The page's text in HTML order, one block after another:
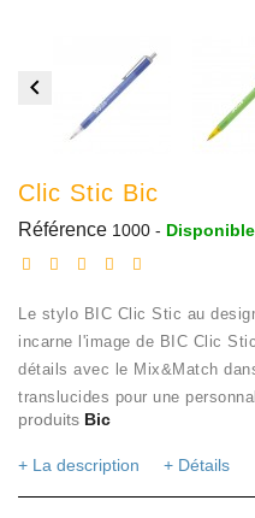

Clic Stic Bic
Référence 1000 - Disponible
Le stylo BIC Clic Stic au
incarne l'image de BIC Clic
détails avec le Mix&Match
translucides pour une
produits Bic
+ La description + Détails